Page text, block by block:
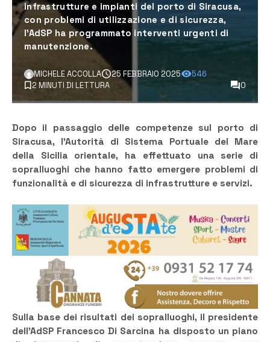
infrastrutture e impianti del porto di Siracusa,
con problemi di utilizzazione e di sicurezza,
l’AdSP ha programmato interventi urgenti di
manutenzione.
MICHELE ACCOLLA 25 FEBBRAIO 2025
546
2 MINUTI DI LETTURA
0
Dopo il passaggio delle competenze sul porto di
Siracusa, l’Autorità di Sistema Portuale del Mare
della Sicilia orientale, ha effettuato una serie di
sopralluoghi che hanno fatto emergere problemi di
funzionalità e di sicurezza di infrastrutture e servizi.
Sulla base dei risultati dei sopralluoghi, il presidente
dell’AdSP Francesco Di Sarcina ha disposto un piano